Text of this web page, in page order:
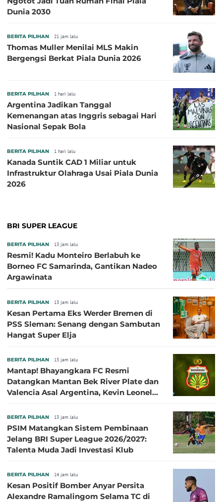
Dunia 2030
BERITA PILIHAN 21 jam lalu
Thomas Muller Menilai MLS Makin
Bergengsi Berkat Piala Dunia 2026
BERITA PILIHAN 1 hari lalu
Argentina Jadikan Tanggal
Kemenangan atas Inggris sebagai Hari
Nasional Sepak Bola
BERITA PILIHAN 1 hari lalu
Kanada Suntik CAD 1 Miliar untuk
Infrastruktur Olahraga Usai Piala Dunia
2026
BRI SUPER LEAGUE
BERITA PILIHAN 13 jam lalu
Resmi! Kadu Monteiro Berlabuh ke
Borneo FC Samarinda, Gantikan Nadeo
Argawinata
BERITA PILIHAN 13 jam lalu
Kesan Pertama Eks Werder Bremen di
PSS Sleman: Senang dengan Sambutan
Hangat Super Elja
BERITA PILIHAN 13 jam lalu
Mantap! Bhayangkara FC Resmi
Datangkan Mantan Bek River Plate dan
Valencia Asal Argentina, Kevin Leonel
BERITA PILIHAN 13 jam lalu
PSIM Matangkan Sistem Pembinaan
Jelang BRI Super League 2026/2027:
Talenta Muda Jadi Investasi Klub
BERITA PILIHAN 14 jam lalu
Kesan Positif Bomber Anyar Persita
Alexandre Ramalingom Selama TC di